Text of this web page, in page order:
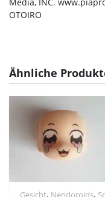
OTOIRO
Ähnliche
Gesicht, Nendoroids,